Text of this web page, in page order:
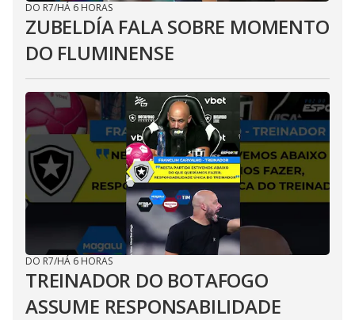
DO R7/HÁ 6 HORAS
ZUBELDÍA FALA SOBRE MOMENTO
DO FLUMINENSE
DO R7/HÁ 6 HORAS
TREINADOR DO BOTAFOGO
ASSUME RESPONSABILIDADE